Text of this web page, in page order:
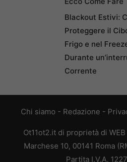
Blackout Estivi:
Proteggere il
Frigo e nel
Durante
Corrente
Chi siamo - Redazione -
Ot11ot2.it di proprietà di
Marchese 10, 00141 Roma
Partita I.V.A.